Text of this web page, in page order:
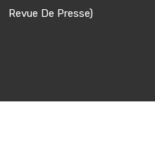
Revue De Presse)